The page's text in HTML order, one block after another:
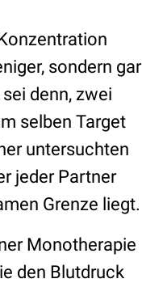
sondern gar
denn, zwei
selben Target
untersuchten
jeder Partner
Grenze liegt.
Monotherapie
den Blutdruck